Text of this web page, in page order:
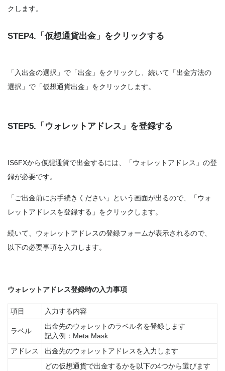
クします。
STEP4.「仮想通貨出金」をクリックする
「入出金の選択」で「出金」をクリックし、続いて「出金方法の
選択」で「仮想通貨出金」をクリックします。
STEP5.「ウォレットアドレス」を登録する
IS6FXから仮想通貨で出金するには、「ウォレットアドレス」の登
録が必要です。
「ご出金前にお手続きください」という画面が出るので、「ウォ
レットアドレスを登録する」をクリックします。
続いて、ウォレットアドレスの登録フォームが表示されるので、
以下の必要事項を入力します。
ウォレットアドレス登録時の入力事項
項目 入力する内容
ラベル
出金先のウォレットのラベル名を登録します
記入例：Meta Mask
アドレス
出金先のウォレットアドレスを入力します
どの仮想通貨で出金するかを以下の4つから選びます